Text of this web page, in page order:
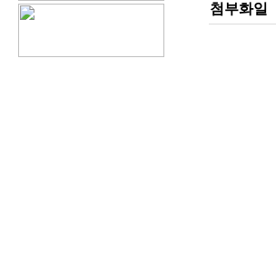
첨부화일